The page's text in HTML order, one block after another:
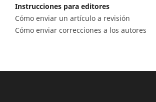
Instrucciones para editores
Cómo enviar un artículo a revisión
Cómo enviar correcciones a los autores